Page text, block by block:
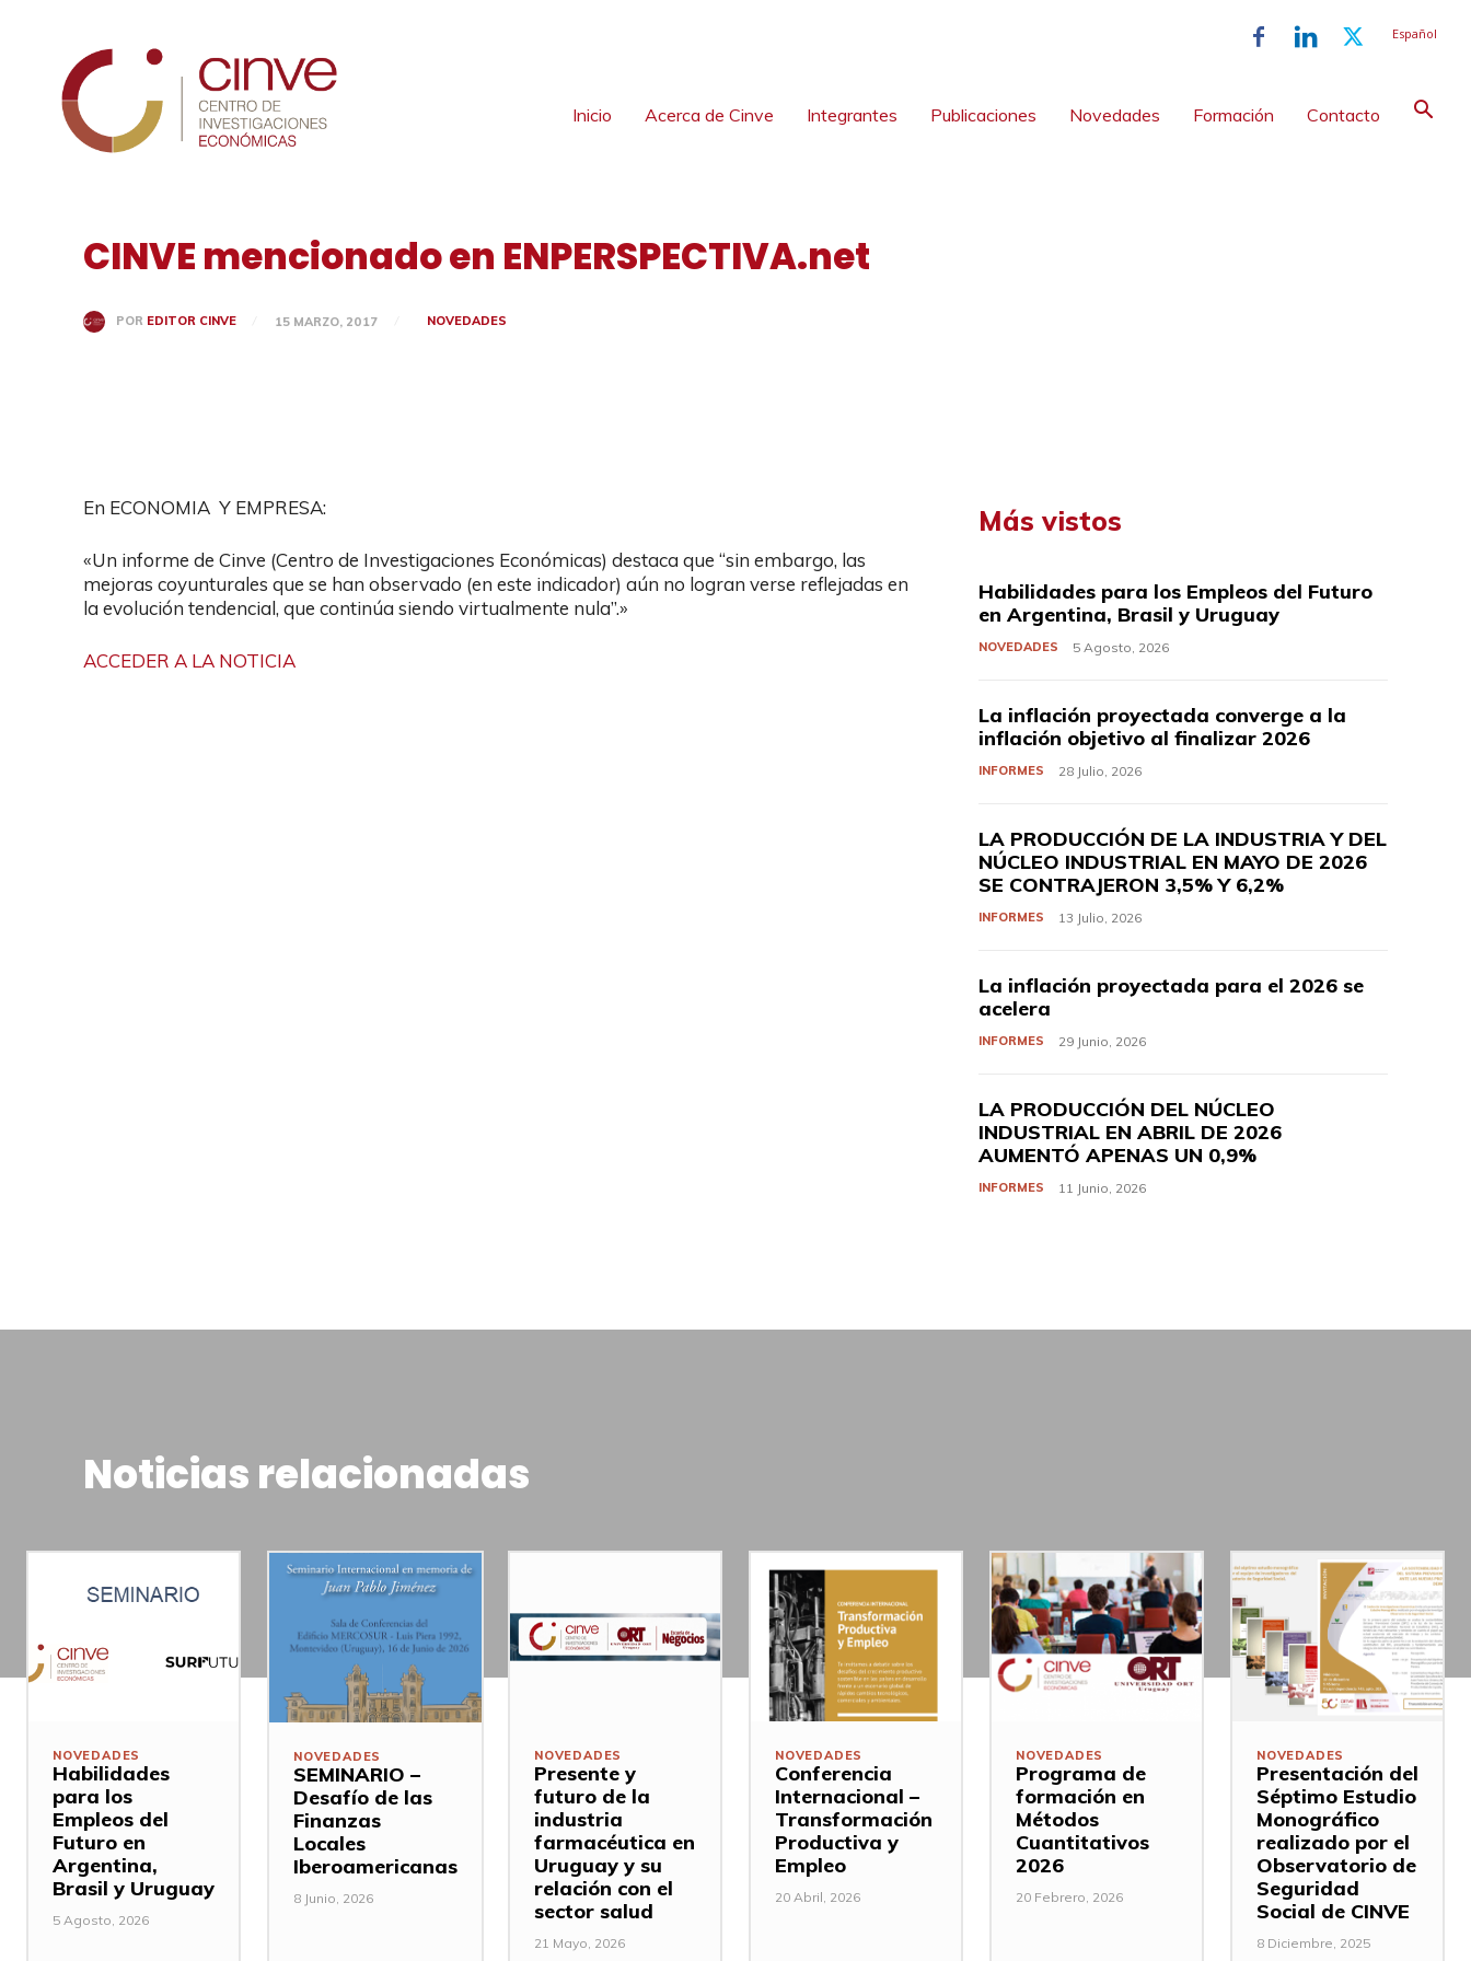
Español
Inicio Acerca de Cinve Integrantes Publicaciones Novedades Formación Contacto
CINVE mencionado en ENPERSPECTIVA.net
POR EDITOR CINVE 15 MARZO, 2017 NOVEDADES
En ECONOMIA Y EMPRESA:
«Un informe de Cinve (Centro de Investigaciones Económicas) destaca que “sin embargo, las
mejoras coyunturales que se han observado (en este indicador) aún no logran verse reflejadas en
la evolución tendencial, que continúa siendo virtualmente nula”.»
ACCEDER A LA NOTICIA
Más vistos
Habilidades para los Empleos del Futuro
en Argentina, Brasil y Uruguay
NOVEDADES 5 Agosto, 2026
La inflación proyectada converge a la
inflación objetivo al finalizar 2026
INFORMES 28 Julio, 2026
LA PRODUCCIÓN DE LA INDUSTRIA Y DEL
NÚCLEO INDUSTRIAL EN MAYO DE 2026
SE CONTRAJERON 3,5% Y 6,2%
INFORMES 13 Julio, 2026
La inflación proyectada para el 2026 se
acelera
INFORMES 29 Junio, 2026
LA PRODUCCIÓN DEL NÚCLEO
INDUSTRIAL EN ABRIL DE 2026
AUMENTÓ APENAS UN 0,9%
INFORMES 11 Junio, 2026
Noticias relacionadas
NOVEDADES
Habilidades
para los
Empleos del
Futuro en
Argentina,
Brasil y Uruguay
5 Agosto, 2026
NOVEDADES
SEMINARIO –
Desafío de las
Finanzas
Locales
Iberoamericanas
8 Junio, 2026
NOVEDADES
Presente y
futuro de la
industria
farmacéutica en
Uruguay y su
relación con el
sector salud
21 Mayo, 2026
NOVEDADES
Conferencia
Internacional –
Transformación
Productiva y
Empleo
20 Abril, 2026
NOVEDADES
Programa de
formación en
Métodos
Cuantitativos
2026
20 Febrero, 2026
NOVEDADES
Presentación del
Séptimo Estudio
Monográfico
realizado por el
Observatorio de
Seguridad
Social de CINVE
8 Diciembre, 2025